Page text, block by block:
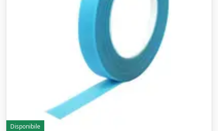
Disponibile